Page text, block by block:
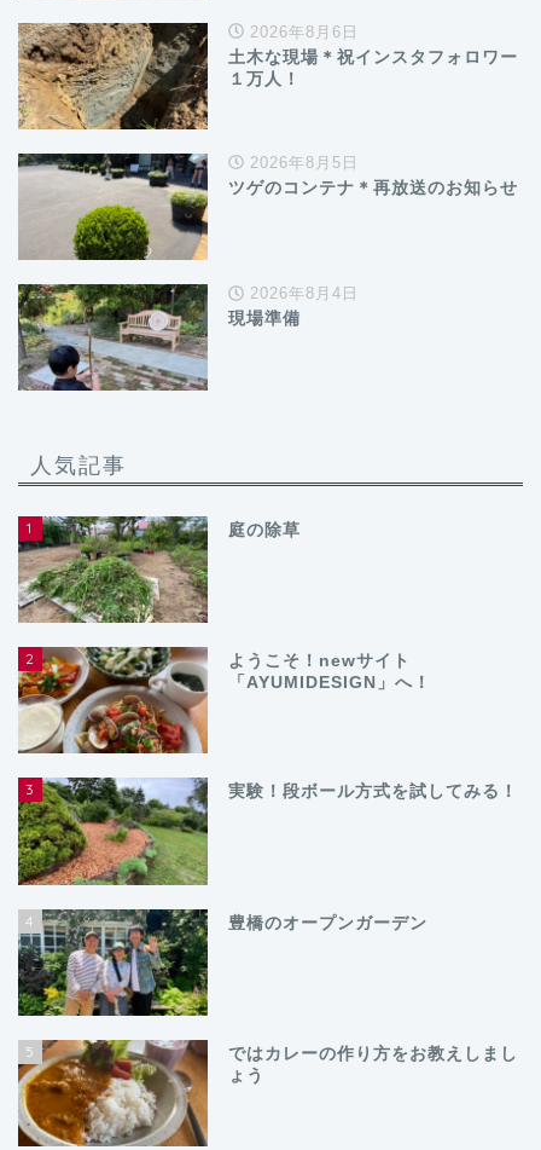
2026年8月6日
土木な現場＊祝インスタフォロワー
１万人！
2026年8月5日
ツゲのコンテナ＊再放送のお知らせ
2026年8月4日
現場準備
人気記事
1 庭の除草
2
ようこそ！newサイト
「AYUMIDESIGN」へ！
3 実験！段ボール方式を試してみる！
4 豊橋のオープンガーデン
5
ではカレーの作り方をお教えしまし
ょう